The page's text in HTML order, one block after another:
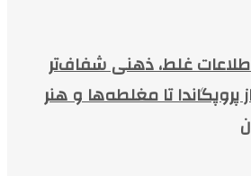
غلط، ذهنی شفاف‌تر
پروپگاندا تا مغلطه‌ها و هنر